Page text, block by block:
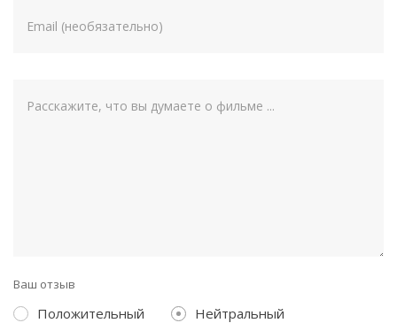
Ваш отзыв
Положительный
Нейтральный